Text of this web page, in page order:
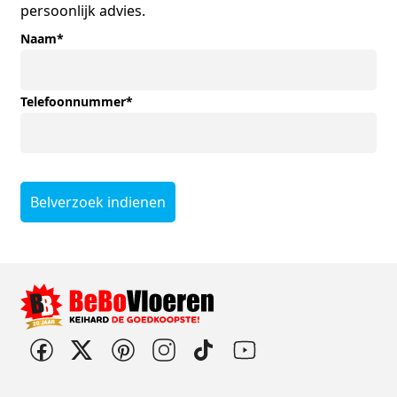
persoonlijk advies.
Naam*
Telefoonnummer*
Belverzoek indienen